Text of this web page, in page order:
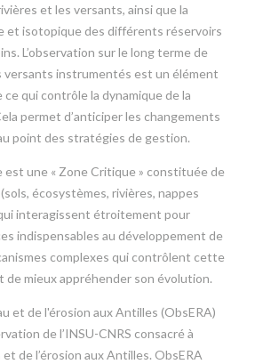
et les versants, ainsi que la
et isotopique des différents réservoirs
L’observation sur le long terme de
versants instrumentés est un élément
qui contrôle la dynamique de la
permet d’anticiper les changements
point des stratégies de gestion.
est une « Zone Critique » constituée de
écosystèmes, rivières, nappes
interagissent étroitement pour
indispensables au développement de
complexes qui contrôlent cette
de mieux appréhender son évolution.
et de l'érosion aux Antilles (ObsERA)
de l’INSU-CNRS consacré à
de l’érosion aux Antilles. ObsERA